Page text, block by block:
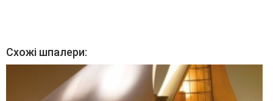
Схожі шпалери: